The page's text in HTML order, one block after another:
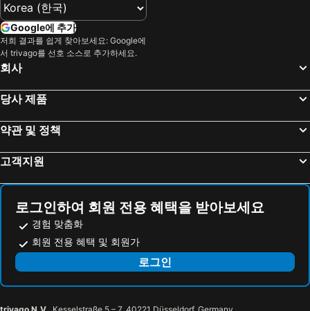
Google에 추가
저희 결과를 쉽게 찾아보세요: Google에
서 trivago를 선호 소스로 추가하세요.
회사
당사 제품
약관 및 정책
고객지원
로그인하여 회원 전용 혜택을 받아보세요
경험 맞춤화
회원 전용 혜택 및 회원가
로그인